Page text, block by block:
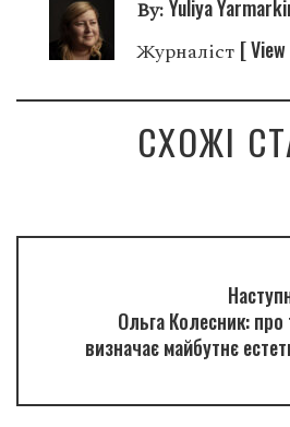
By:Yuliya
Журналіст [
СХОЖІ
Ольга Колесник:
визначає майбутнє